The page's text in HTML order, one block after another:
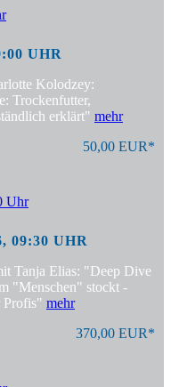
UHR
Kolodzey:
Trockenfutter,
erklärt" mehr
50,00 EUR*
09:30 UHR
Tanja Elias: "Deep Dive
"Menschen" stockt -
Profis" mehr
370,00 EUR*